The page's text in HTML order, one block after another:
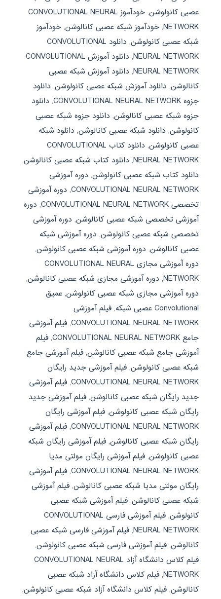
عصبی کانولوشن,
خودآموز CONVOLUTIONAL NEURAL
NETWORK
, خودآموز شبکه عصبی کانالوشن, خودآموز
شبکه عصبی کانولوشن,
دانلود CONVOLUTIONAL
NEURAL NETWORK
,
دانلود آموزش CONVOLUTIONAL
NEURAL NETWORK
, دانلود آموزش شبکه عصبی
کانالوشن, دانلود آموزش شبکه عصبی کانولوشن, دانلود
جزوه CONVOLUTIONAL NEURAL NETWORK
, دانلود
جزوه شبکه عصبی کانالوشن, دانلود جزوه شبکه عصبی
کانولوشن, دانلود شبکه عصبی کانالوشن, دانلود شبکه
عصبی کانولوشن,
دانلود کتاب CONVOLUTIONAL
NEURAL NETWORK
, دانلود کتاب شبکه عصبی کانالوشن,
دانلود کتاب شبکه عصبی کانولوشن, دوره آموزشی
CONVOLUTIONAL NEURAL NETWORK
, دوره آموزشی
تخصصی CONVOLUTIONAL NEURAL NETWORK
, دوره
آموزشی تخصصی شبکه عصبی کانالوشن, دوره آموزشی
تخصصی شبکه عصبی کانولوشن, دوره آموزشی شبکه
عصبی کانالوشن, دوره آموزشی شبکه عصبی کانولوشن,
دوره آموزشی مجازی CONVOLUTIONAL NEURAL
NETWORK
, دوره آموزشی مجازی شبکه عصبی کانالوشن,
دوره آموزشی مجازی شبکه عصبی کانولوشن, عمیق
Convolutional عصبی شبکه
, فیلم آموزشی
CONVOLUTIONAL NEURAL NETWORK
, فیلم آموزشی
جامع CONVOLUTIONAL NEURAL NETWORK
, فیلم
آموزشی جامع شبکه عصبی کانالوشن, فیلم آموزشی جامع
شبکه عصبی کانولوشن, فیلم آموزشی جدید رایگان
CONVOLUTIONAL NEURAL NETWORK
, فیلم آموزشی
جدید رایگان شبکه عصبی کانالوشن, فیلم آموزشی جدید
رایگان شبکه عصبی کانولوشن, فیلم آموزشی رایگان
CONVOLUTIONAL NEURAL NETWORK
, فیلم آموزشی
رایگان شبکه عصبی کانالوشن, فیلم آموزشی رایگان شبکه
عصبی کانولوشن, فیلم آموزشی رایگان مولتی مدیا
CONVOLUTIONAL NEURAL NETWORK
, فیلم آموزشی
رایگان مولتی مدیا شبکه عصبی کانالوشن, فیلم آموزشی
شبکه عصبی کانالوشن, فیلم آموزشی شبکه عصبی
کانولوشن,
فیلم آموزشی فارسی CONVOLUTIONAL
NEURAL NETWORK
, فیلم آموزشی فارسی شبکه عصبی
کانالوشن, فیلم آموزشی فارسی شبکه عصبی کانولوشن,
فیلم کلاس دانشگاه آزاد CONVOLUTIONAL NEURAL
NETWORK
, فیلم کلاس دانشگاه آزاد شبکه عصبی
کانالوشن, فیلم کلاس دانشگاه آزاد شبکه عصبی کانولوشن,